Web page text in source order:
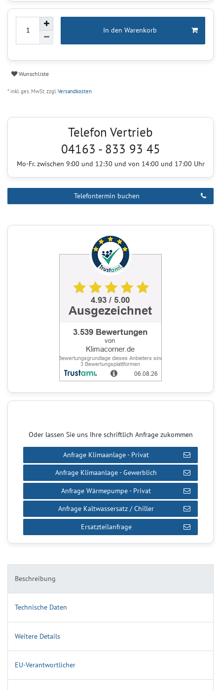
In den Warenkorb
Wunschliste
* inkl. ges. MwSt. zzgl.Versandkosten
Beschreibung
Technische Daten
Weitere Details
EU-Verantwortlicher
Telefon Vertrieb
04163 - 833 93 45
Mo-Fr. zwischen 9:00 und 12:30 und von 14:00 und 17:00 Uhr
Telefontermin buchen
Oder lassen Sie uns Ihre schriftlich Anfrage zukommen
Anfrage Klimaanlage - Privat
Anfrage Klimaanlage - Gewerblich
Anfrage Wärmepumpe - Privat
Anfrage Kaltwassersatz / Chiller
Ersatzteilanfrage